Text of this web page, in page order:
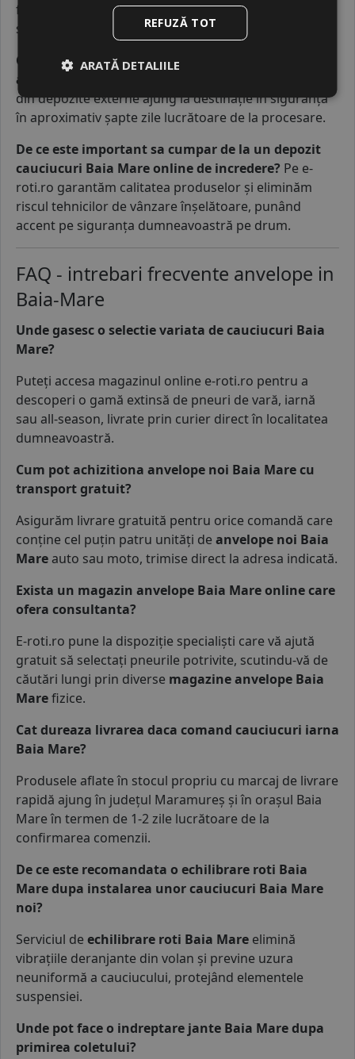
fiind calculat individual per unitate în acest caz
special.
Ce termen de livrare se aplica pentru produsele
aduse la comanda externa?
din depozite externe ajung la destinație în siguranță
în aproximativ șapte zile lucrătoare de la procesare.
De ce este important sa cumpar de la un depozit
cauciucuri Baia Mare online de incredere? Pe e-
roti.ro garantăm calitatea produselor și eliminăm
riscul tehnicilor de vânzare înșelătoare, punând
accent pe siguranța dumneavoastră pe drum.
FAQ - intrebari frecvente anvelope in
Baia-Mare
Unde gasesc o selectie variata de cauciucuri Baia
Mare?
Puteți accesa magazinul online e-roti.ro pentru a
descoperi o gamă extinsă de pneuri de vară, iarnă
sau all-season, livrate prin curier direct în localitatea
dumneavoastră.
Cum pot achizitiona anvelope noi Baia Mare cu
transport gratuit?
Asigurăm livrare gratuită pentru orice comandă care
conține cel puțin patru unități de anvelope noi Baia
Mareauto sau moto, trimise direct la adresa indicată.
Exista un magazin anvelope Baia Mare online care
ofera consultanta?
E-roti.ro pune la dispoziție specialiști care vă ajută
gratuit să selectați pneurile potrivite, scutindu-vă de
căutări lungi prin diverse magazine anvelope Baia
Marefizice.
Cat dureaza livrarea daca comand cauciucuri iarna
Baia Mare?
Produsele aflate în stocul propriu cu marcaj de livrare
rapidă ajung în județul Maramureș și în orașul Baia
Mare în termen de 1-2 zile lucrătoare de la
confirmarea comenzii.
De ce este recomandata o echilibrare roti Baia
Mare dupa instalarea unor cauciucuri Baia Mare
noi?
Serviciul de echilibrare roti Baia Mare elimină
vibrațiile deranjante din volan și previne uzura
neuniformă a cauciucului, protejând elementele
suspensiei.
Unde pot face o indreptare jante Baia Mare dupa
primirea coletului?
REFUZĂ TOT
ARATĂ DETALIILE